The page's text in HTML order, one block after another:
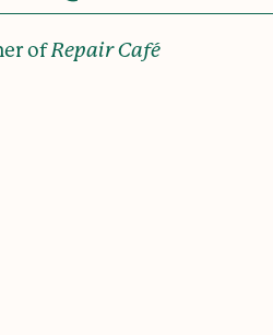
ofRepair Café